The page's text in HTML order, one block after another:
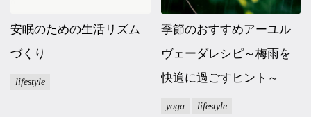
安眠のための生活リズム
づくり
lifestyle
季節のおすすめアーユル
ヴェーダレシピ～梅雨を
快適に過ごすヒント～
yoga lifestyle